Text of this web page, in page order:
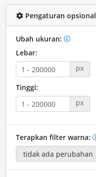
Pengaturan opsional
Ubah ukuran:
Lebar:
px
Tinggi:
px
Terapkan filter warna: